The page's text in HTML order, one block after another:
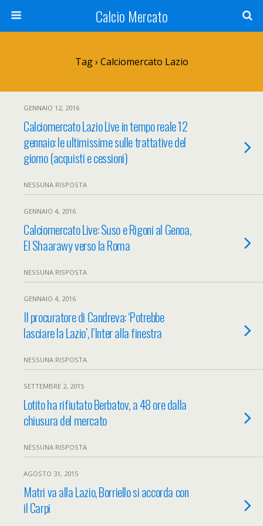
Calcio Mercato
Tag › Calciomercato Lazio
GENNAIO 12, 2016
Calciomercato Lazio Live in tempo reale 12
gennaio: le ultimissime sulle trattative del
giorno (acquisti e cessioni)
NESSUNA RISPOSTA
GENNAIO 4, 2016
Calciomercato Live: Suso e Rigoni al Genoa,
El Shaarawy verso la Roma
NESSUNA RISPOSTA
GENNAIO 4, 2016
Il procuratore di Candreva: ‘Potrebbe
lasciare la Lazio’, l’Inter alla finestra
NESSUNA RISPOSTA
SETTEMBRE 2, 2015
Lotito ha rifiutato Berbatov, a 48 ore dalla
chiusura del mercato
NESSUNA RISPOSTA
AGOSTO 31, 2015
Matri va alla Lazio, Borriello si accorda con
il Carpi